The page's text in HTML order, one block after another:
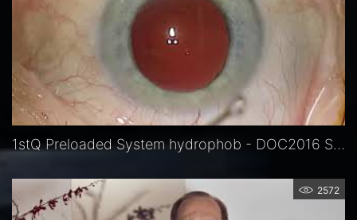
1stQ Preloaded System hydrophob - DOC2016 Sauder
2572